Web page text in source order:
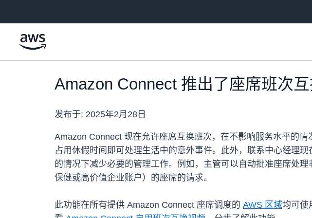
Amazon Connect 推出了座席班次
发布于: 2025年2月28日
Amazon Connect 现在允许座席互换班次，在不影响服务水平的
占用休假时间即可处理生活中的意外事件。此外，联系中心经理
的情况下减少必要的管理工作。例如，主管可以自动批准座席处
保健或高价值企业账户）的座席的请求。
此功能在所有提供 Amazon Connect 座席调度的 AWS 区域均可使